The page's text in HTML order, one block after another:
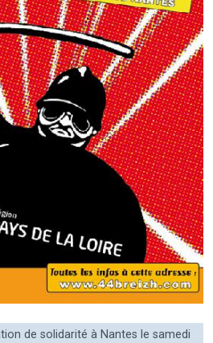
de solidarité à Nantes le samedi